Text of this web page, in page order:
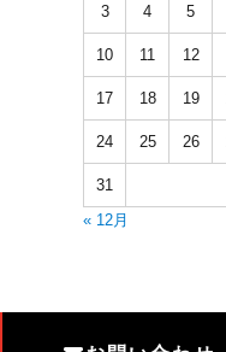
3 4 5
10 11 12
17 18 19
24 25 26
31
« 12月